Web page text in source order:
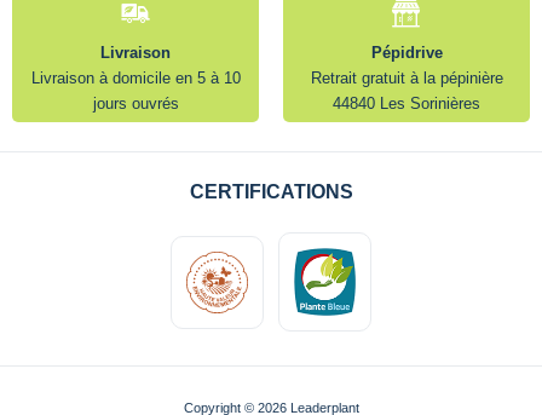
Livraison
Livraison à domicile en 5 à 10
jours ouvrés
Pépidrive
Retrait gratuit à la pépinière
44840 Les Sorinières
CERTIFICATIONS
Copyright © 2026 Leaderplant